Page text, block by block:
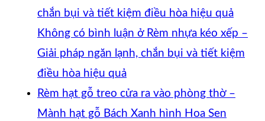
chắn bụi và tiết kiệm điều hòa hiệu quả
Không có bình luận ở Rèm nhựa kéo xếp –
Giải pháp ngăn lạnh, chắn bụi và tiết kiệm
điều hòa hiệu quả
Rèm hạt gỗ treo cửa ra vào phòng thờ –
Mành hạt gỗ Bách Xanh hình Hoa Sen